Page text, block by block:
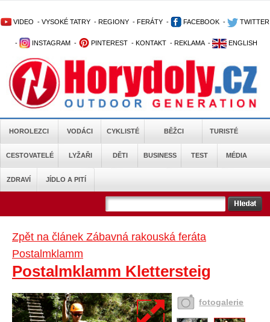
VIDEO - VYSOKÉ TATRY - REGIONY - FERÁTY - FACEBOOK - TWITTER
- INSTAGRAM - PINTEREST - KONTAKT - REKLAMA - ENGLISH
HOROLEZCI VODÁCI CYKLISTÉ BĚŽCI TURISTÉ
CESTOVATELÉ LYŽAŘI DĚTI BUSINESS TEST MÉDIA
ZDRAVÍ JÍDLO A PITÍ
Zpět na článek Zábavná rakouská feráta
Postalmklamm
Postalmklamm Klettersteig
fotogalerie